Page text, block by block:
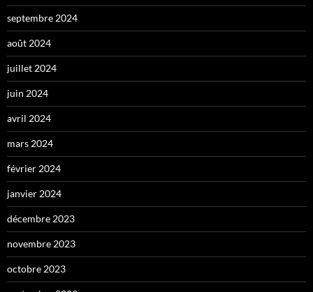
septembre 2024
août 2024
juillet 2024
juin 2024
avril 2024
mars 2024
février 2024
janvier 2024
décembre 2023
novembre 2023
octobre 2023